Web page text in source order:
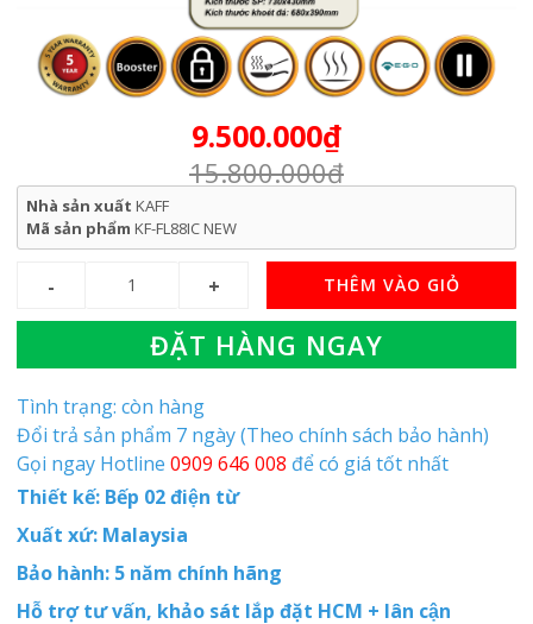
9.500.000₫
15.800.000₫
Nhà sản xuất KAFF
Mã sản phẩm KF-FL88IC NEW
THÊM VÀO GIỎ
ĐẶT HÀNG NGAY
Tình trạng: còn hàng
Đổi trả sản phẩm 7 ngày (Theo chính sách bảo hành)
Gọi ngay Hotline 0909 646 008 để có giá tốt nhất
Thiết kế: Bếp 02 điện từ
Xuất xứ: Malaysia
Bảo hành: 5 năm chính hãng
Hỗ trợ tư vấn, khảo sát lắp đặt HCM + lân cận